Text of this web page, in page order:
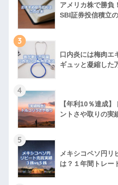
アメリカ株で勝負
SBI証券投信積立
3
口内炎には梅肉エ
ギュッと凝縮した
4
【年利10％達成
ントさや取りの実
5
メキシコペソ円リ
は？１年間トレー